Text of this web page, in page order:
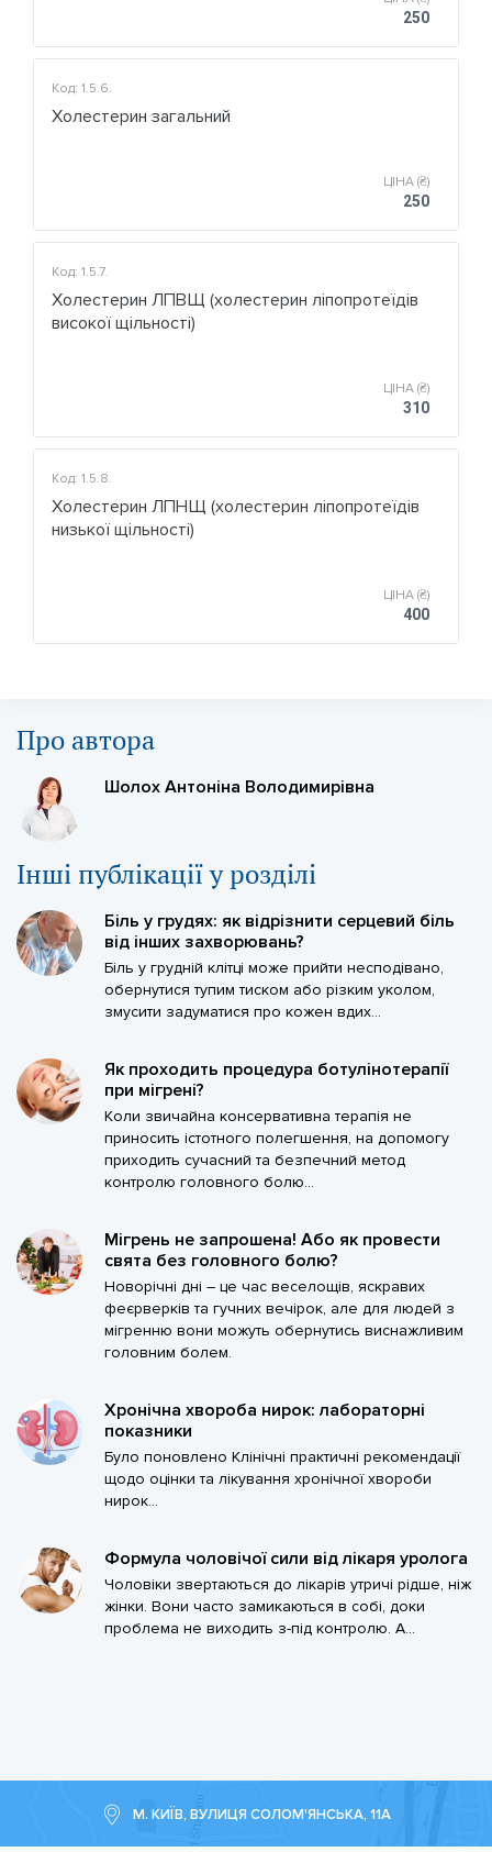
250
Код: 1.5.6.
Холестерин загальний
ЦІНА (₴)
250
Код: 1.5.7.
Холестерин ЛПВЩ (холестерин ліпопротеїдів
високої щільності)
ЦІНА (₴)
310
Код: 1.5.8.
Холестерин ЛПНЩ (холестерин ліпопротеїдів
низької щільності)
ЦІНА (₴)
400
Про автора
Шолох Антоніна Володимирівна
Iншi публікації у розділі
Біль у грудях: як відрізнити серцевий біль
від інших захворювань?
Біль у грудній клітці може прийти несподівано,
обернутися тупим тиском або різким уколом,
змусити задуматися про кожен вдих...
Як проходить процедура ботулінотерапії
при мігрені?
Коли звичайна консервативна терапія не
приносить істотного полегшення, на допомогу
приходить сучасний та безпечний метод
контролю головного болю...
Мігрень не запрошена! Або як провести
свята без головного болю?
Новорічні дні – це час веселощів, яскравих
феєрверків та гучних вечірок, але для людей з
мігренню вони можуть обернутись виснажливим
головним болем.
Хронічна хвороба нирок: лабораторні
показники
Було поновлено Клінічні практичні рекомендації
щодо оцінки та лікування хронічної хвороби
нирок...
Формула чоловічої сили від лікаря уролога
Чоловіки звертаються до лікарів утричі рідше, ніж
жінки. Вони часто замикаються в собі, доки
проблема не виходить з-під контролю. А...
М. КИЇВ, ВУЛИЦЯ СОЛОМ'ЯНСЬКА, 11А